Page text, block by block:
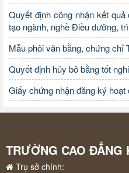
Quyết định công nhận kết
tạo ngành, nghề Điều dưỡng,
Mẫu phôi văn bằng, chứng chỉ
Quyết định hủy bỏ bằng tốt
Giấy chứng nhận đăng ký hoạt
TRƯỜNG CAO ĐẲNG
Trụ sở chính: